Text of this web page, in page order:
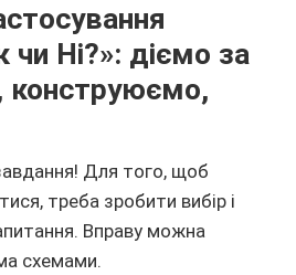
чи Ні?»: діємо за
конструюємо,
Для того, щоб
треба зробити вибір і
Вправу можна
схемами.